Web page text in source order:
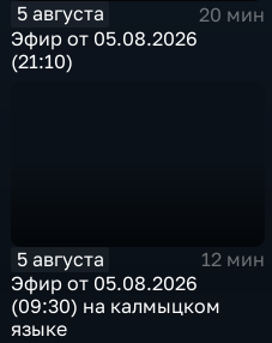
5 августа
20 мин
Эфир от 05.08.2026
(21:10)
5 августа
12 мин
Эфир от 05.08.2026
(09:30) на калмыцком
языке